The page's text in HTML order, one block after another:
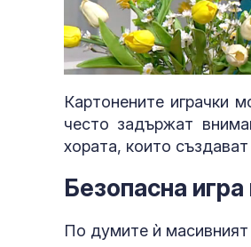
Unmute Loaded:
10.00%
Картонените играчки
често задържат
хората, които
Безопасна
По думите ѝ масивният